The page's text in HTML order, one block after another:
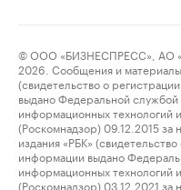
© ООО «БИЗНЕСПРЕСС», АО
2026. Сообщения и
(свидетельство о
выдано Федеральной службой
информационных технологий
(Роскомнадзор) 09.12.2015
издания «РБК»
информации выдано
информационных технологий
(Роскомнадзор) 03.12.2021